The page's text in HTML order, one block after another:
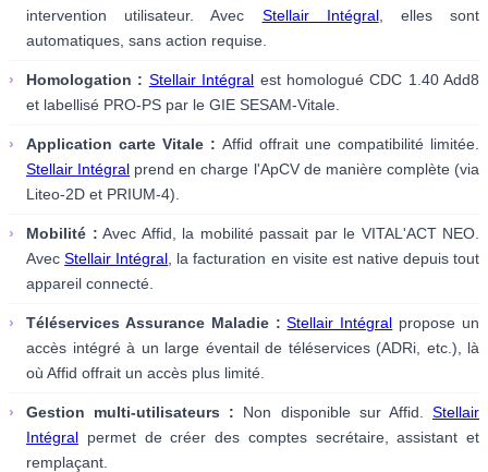
intervention utilisateur. Avec Stellair Intégral, elles sont
automatiques, sans action requise.
› Homologation : Stellair Intégral est homologué CDC 1.40 Add8
et labellisé PRO-PS par le GIE SESAM-Vitale.
› Application carte Vitale : Affid offrait une compatibilité limitée.
Stellair Intégral prend en charge l'ApCV de manière complète (via
Liteo-2D et PRIUM-4).
› Mobilité : Avec Affid, la mobilité passait par le VITAL'ACT NEO.
AvecStellair Intégral , la facturation en visite est native depuis tout
appareil connecté.
› Téléservices Assurance Maladie : Stellair Intégral propose un
accès intégré à un large éventail de téléservices (ADRi, etc.), là
où Affid offrait un accès plus limité.
› Gestion multi-utilisateurs : Non disponible sur Affid.Stellair
Intégral permet de créer des comptes secrétaire, assistant et
remplaçant.